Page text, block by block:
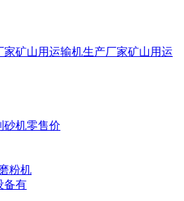
矿山用运输机生产厂家矿山用运
砂机零售价
粉机
备有